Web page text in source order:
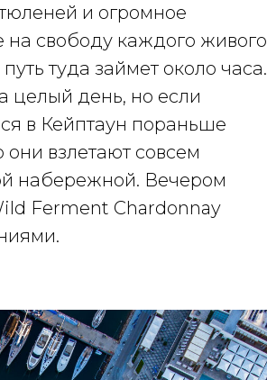
и огромное
свободу каждого живого
туда займет около часа.
целый день, но если
в Кейптаун пораньше
взлетают совсем
набережной. Вечером
Ferment Chardonnay